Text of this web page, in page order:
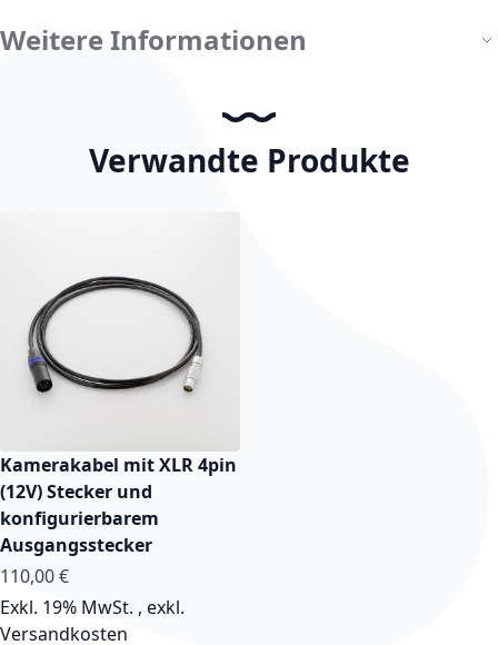
Weitere Informationen
Verwandte Produkte
Kamerakabel mit XLR 4pin
(12V) Stecker und
konfigurierbarem
Ausgangsstecker
110,00 €
Exkl. 19% MwSt. , exkl.
Versandkosten